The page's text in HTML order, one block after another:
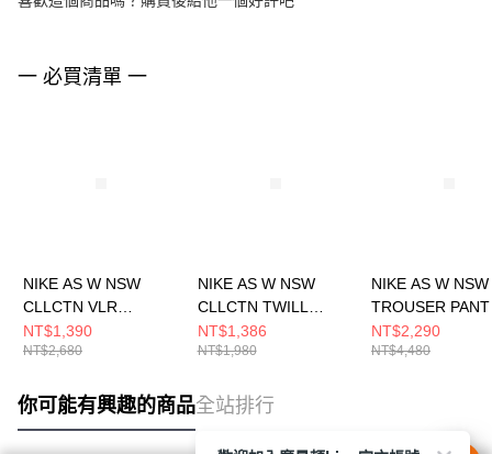
一 必買清單 一
NIKE AS W NSW
CLLCTN VLR
JOGGER OFL 女 長褲
FZ3683010
NT$1,390
NT$2,680
NIKE AS W NSW
CLLCTN TWILL
SHORT 女 短褲
HJ0319423
NT$1,386
NT$1,980
NIKE AS W NSW
TROUSER
長褲 FN1884010
NT$2,290
NT$4,480
你可能有興趣的商品全站排行